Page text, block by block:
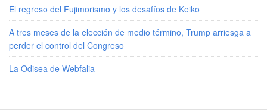
El regreso del Fujimorismo y los desafíos de Keiko
A tres meses de la elección de medio término, Trump arriesga a
perder el control del Congreso
La Odisea de Webfalia